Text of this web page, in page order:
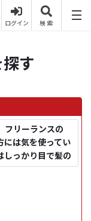
す
フリーランスの
には気を使ってい
しっかり目で髪の
...